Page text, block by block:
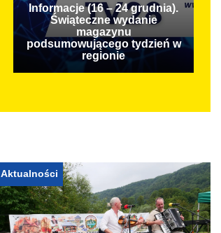
Informacje (16 – 24 grudnia).
Świąteczne wydanie
magazynu
podsumowującego tydzień w
regionie
Aktualności